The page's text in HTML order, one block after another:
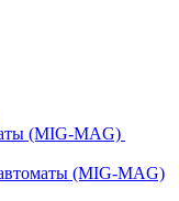
(MIG-MAG)
(MIG-MAG)